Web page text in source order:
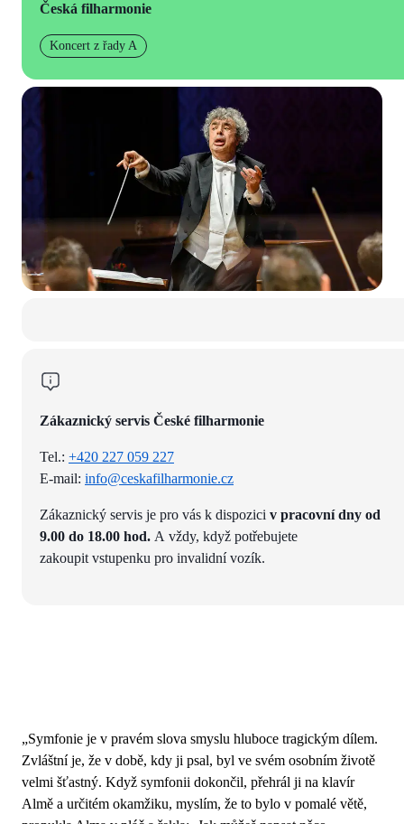
Česká filharmonie
Koncert z řady A
Zákaznický servis České filharmonie
Tel.: +420 227 059 227
E-mail: info@ceskafilharmonie.cz
Zákaznický servis je pro vás k dispozici v pracovní dny od
9.00 do 18.00 hod. A vždy, když potřebujete
zakoupit vstupenku pro invalidní vozík.
„Symfonie je v pravém slova smyslu hluboce tragickým dílem.
Zvláštní je, že v době, kdy ji psal, byl ve svém osobním životě
velmi šťastný. Když symfonii dokončil, přehrál ji na klavír
Almě a určitém okamžiku, myslím, že to bylo v pomalé větě,